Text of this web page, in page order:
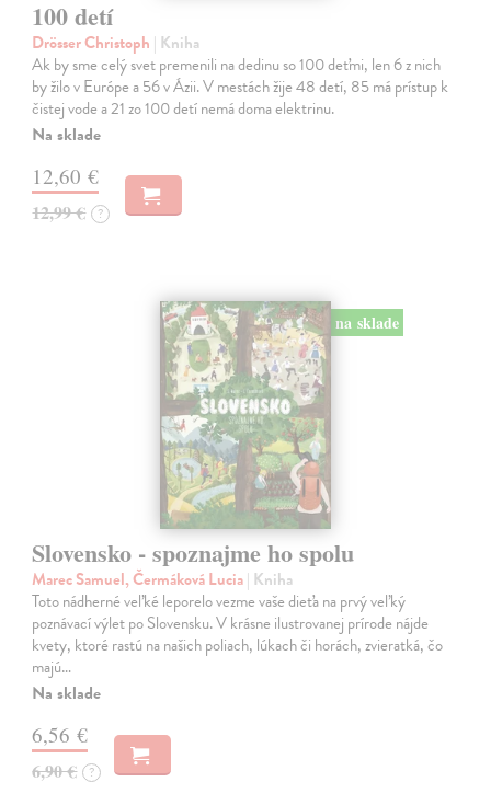
100 detí
Drösser Christoph | Kniha
Ak by sme celý svet premenili na dedinu so 100 deťmi, len 6 z nich
by žilo v Európe a 56 v Ázii. V mestách žije 48 detí, 85 má prístup k
čistej vode a 21 zo 100 detí nemá doma elektrinu.
Na sklade
12,60 €
12,99 € ?
na sklade
Slovensko - spoznajme ho spolu
Marec Samuel, Čermáková Lucia| Kniha
Toto nádherné veľké leporelo vezme vaše dieťa na prvý veľký
poznávací výlet po Slovensku. V krásne ilustrovanej prírode nájde
kvety, ktoré rastú na našich poliach, lúkach či horách, zvieratká, čo
majú…
Na sklade
6,56 €
6,90 € ?